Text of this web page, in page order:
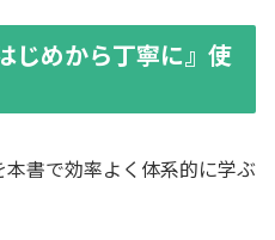
じめから丁寧に』使
書で効率よく体系的に学ぶ